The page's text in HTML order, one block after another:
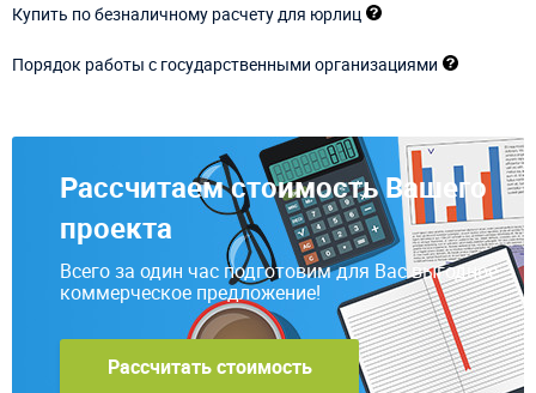
Купить по безналичному расчету для юрлиц
Порядок работы с государственными организациями
Рассчитаем стоимость Вашего
проекта
Всего за один час подготовим для Вас выгодное
коммерческое предложение!
Рассчитать стоимость